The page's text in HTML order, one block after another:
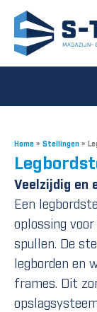
Home » Stellingen »
Veelzijdig en
Een
oplossing
spullen. De
legborden en
frames. Dit